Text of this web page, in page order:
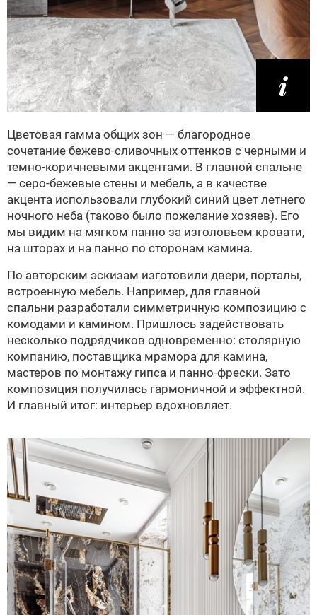
Цветовая гамма общих зон — благородное
сочетание бежево-сливочных оттенков с черными и
темно-коричневыми акцентами. В главной спальне
— серо-бежевые стены и мебель, а в качестве
акцента использовали глубокий синий цвет летнего
ночного неба (таково было пожелание хозяев). Его
мы видим на мягком панно за изголовьем кровати,
на шторах и на панно по сторонам камина.
По авторским эскизам изготовили двери, порталы,
встроенную мебель. Например, для главной
спальни разработали симметричную композицию с
комодами и камином. Пришлось задействовать
несколько подрядчиков одновременно: столярную
компанию, поставщика мрамора для камина,
мастеров по монтажу гипса и панно-фрески. Зато
композиция получилась гармоничной и эффектной.
И главный итог: интерьер вдохновляет.